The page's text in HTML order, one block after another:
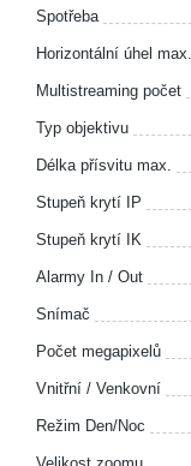
Spotřeba
Horizontální úhel max.
Multistreaming počet
Typ objektivu
Délka přísvitu max.
Stupeň krytí IP
Stupeň krytí IK
Alarmy In / Out
Snímač
Počet megapixelů
Vnitřní / Venkovní
Režim Den/Noc